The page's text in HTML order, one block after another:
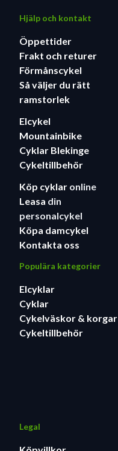
Hjälp och kontakt
Öppettider
Frakt och returer
Förmånscykel
Så väljer du rätt
ramstorlek
Elcykel
Mountainbike
Cyklar Blekinge
Cykeltillbehör
Köp cyklar online
Leasa din
personalcykel
Köpa damcykel
Kontakta oss
Populära kategorier
Elcyklar
Cyklar
Cykelväskor & korgar
Cykeltillbehör
Legal